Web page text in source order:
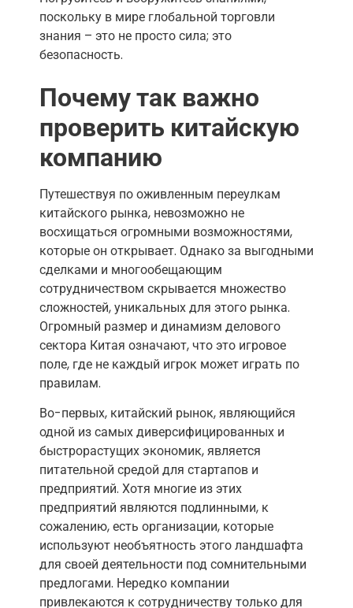
поскольку в мире глобальной торговли
знания – это не просто сила; это
безопасность.
Почему так важно
проверить китайскую
компанию
Путешествуя по оживленным переулкам
китайского рынка, невозможно не
восхищаться огромными возможностями,
которые он открывает. Однако за выгодными
сделками и многообещающим
сотрудничеством скрывается множество
сложностей, уникальных для этого рынка.
Огромный размер и динамизм делового
сектора Китая означают, что это игровое
поле, где не каждый игрок может играть по
правилам.
Во-первых, китайский рынок, являющийся
одной из самых диверсифицированных и
быстрорастущих экономик, является
питательной средой для стартапов и
предприятий. Хотя многие из этих
предприятий являются подлинными, к
сожалению, есть организации, которые
используют необъятность этого ландшафта
для своей деятельности под сомнительными
предлогами. Нередко компании
привлекаются к сотрудничеству только для